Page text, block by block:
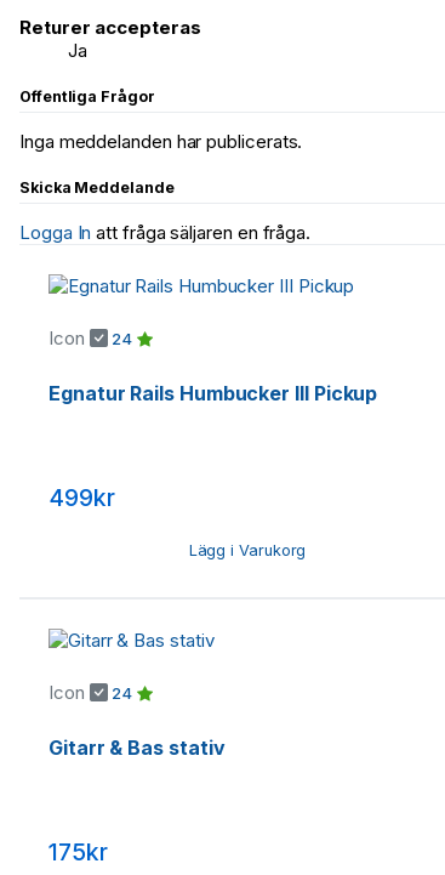
Returer accepteras
Ja
Offentliga Frågor
Inga meddelanden har publicerats.
Skicka Meddelande
Logga In att fråga säljaren en fråga.
Icon 24
Egnatur Rails Humbucker III Pickup
499kr
Lägg i Varukorg
Icon 24
Gitarr & Bas stativ
175kr